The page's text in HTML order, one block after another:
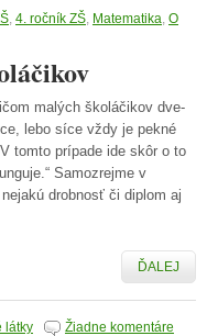
4. ročník ZŠ Matematika O
malých školáčikov dve-
lebo síce vždy je pekné
tomto prípade ide skôr o to
Samozrejme v
drobnosť či diplom aj
ĎALEJ
látky Žiadne komentáre